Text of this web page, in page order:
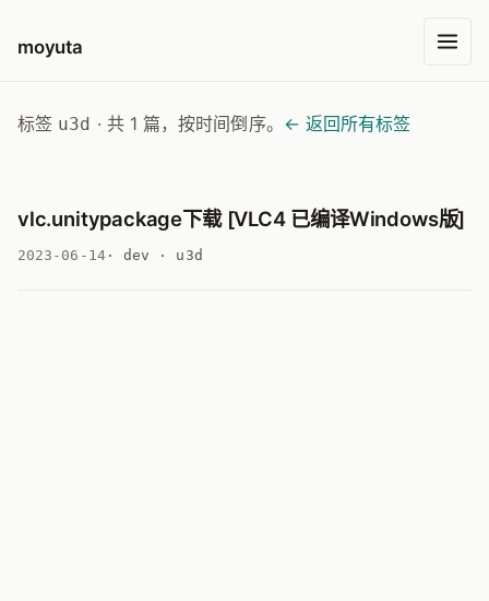
moyuta
标签：u3d
标签 u3d · 共 1 篇，按时间倒序。 ← 返回所有标签
vlc.unitypackage下载 [VLC4 已编译Windows版]
2023-06-14· dev · u3d